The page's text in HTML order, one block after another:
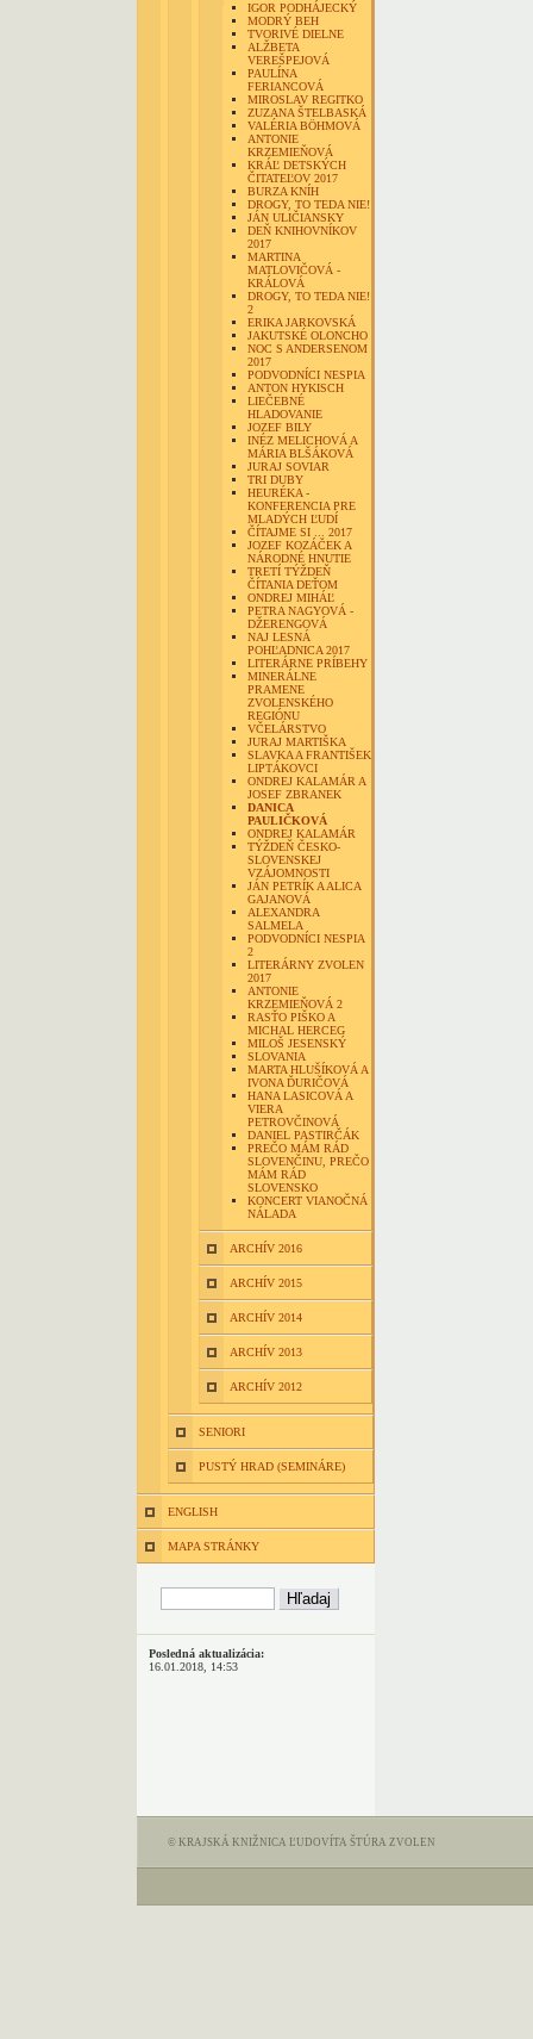
IGOR PODHÁJECKÝ
MODRÝ BEH
TVORIVÉ DIELNE
ALŽBETA
VEREŠPEJOVÁ
PAULÍNA
FERIANCOVÁ
MIROSLAV REGITKO
ZUZANA ŠTELBASKÁ
VALÉRIA BÖHMOVÁ
ANTONIE
KRZEMIEŇOVÁ
KRÁĽ DETSKÝCH
ČITATEĽOV 2017
BURZA KNÍH
DROGY, TO TEDA NIE!
JÁN ULIČIANSKY
DEŇ KNIHOVNÍKOV
2017
MARTINA
MATLOVIČOVÁ -
KRÁLOVÁ
DROGY, TO TEDA NIE!
2
ERIKA JARKOVSKÁ
JAKUTSKÉ OLONCHO
NOC S ANDERSENOM
2017
PODVODNÍCI NESPIA
ANTON HYKISCH
LIEČEBNÉ
HLADOVANIE
JOZEF BILY
INÉZ MELICHOVÁ A
MÁRIA BLŠÁKOVÁ
JURAJ SOVIAR
TRI DUBY
HEURÉKA -
KONFERENCIA PRE
MLADÝCH ĽUDÍ
ČÍTAJME SI ... 2017
JOZEF KOZÁČEK A
NÁRODNÉ HNUTIE
TRETÍ TÝŽDEŇ
ČÍTANIA DEŤOM
ONDREJ MIHÁĽ
PETRA NAGYOVÁ -
DŽERENGOVÁ
NAJ LESNÁ
POHĽADNICA 2017
LITERÁRNE PRÍBEHY
MINERÁLNE
PRAMENE
ZVOLENSKÉHO
REGIÓNU
VČELÁRSTVO
JURAJ MARTIŠKA
SLAVKA A FRANTIŠEK
LIPTÁKOVCI
ONDREJ KALAMÁR A
JOSEF ZBRANEK
DANICA
PAULIČKOVÁ
ONDREJ KALAMÁR
TÝŽDEŇ ČESKO-
SLOVENSKEJ
VZÁJOMNOSTI
JÁN PETRÍK A ALICA
GAJANOVÁ
ALEXANDRA
SALMELA
PODVODNÍCI NESPIA
2
LITERÁRNY ZVOLEN
2017
ANTONIE
KRZEMIEŇOVÁ 2
RASŤO PIŠKO A
MICHAL HERCEG
MILOŠ JESENSKÝ
SLOVANIA
MARTA HLUŠÍKOVÁ A
IVONA ĎURIČOVÁ
HANA LASICOVÁ A
VIERA
PETROVČINOVÁ
DANIEL PASTIRČÁK
PREČO MÁM RÁD
SLOVENČINU, PREČO
MÁM RÁD
SLOVENSKO
KONCERT VIANOČNÁ
NÁLADA
ARCHÍV 2016
ARCHÍV 2015
ARCHÍV 2014
ARCHÍV 2013
ARCHÍV 2012
SENIORI
PUSTÝ HRAD (SEMINÁRE)
ENGLISH
MAPA STRÁNKY
Posledná aktualizácia:
16.01.2018, 14:53
© KRAJSKÁ KNIŽNICA ĽUDOVÍTA ŠTÚRA ZVOLEN